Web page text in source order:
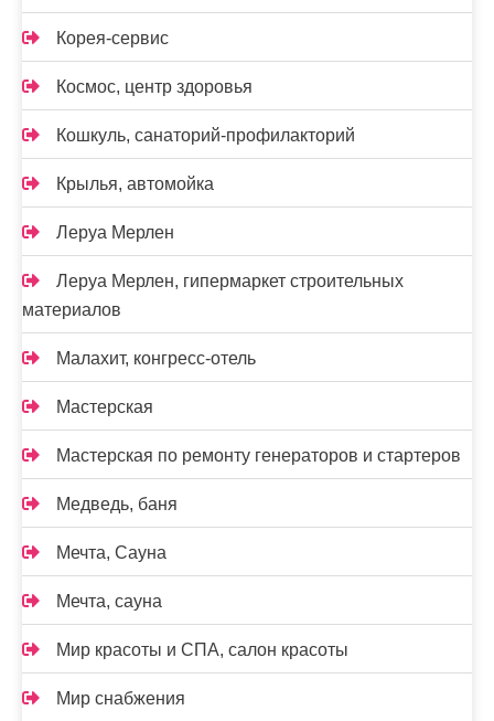
Корея-сервис
Космос, центр здоровья
Кошкуль, санаторий-профилакторий
Крылья, автомойка
Леруа Мерлен
Леруа Мерлен, гипермаркет строительных
материалов
Малахит, конгресс-отель
Мастерская
Мастерская по ремонту генераторов и стартеров
Медведь, баня
Мечта, Сауна
Мечта, сауна
Мир красоты и СПА, салон красоты
Мир снабжения